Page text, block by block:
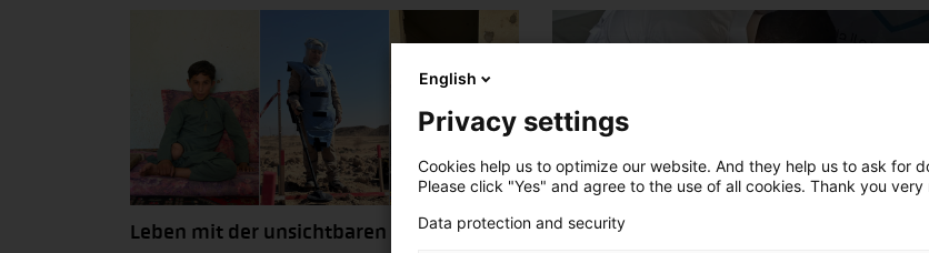
Leben mit der unsichtbaren Gefahr
Malteser leisten Nothilfe für Geflüchtete
English
Privacy settings
Cookies help us to optimize our website. And they help us to ask for
Please click "Yes" and agree to the use of all cookies. Thank you very
Data protection and security